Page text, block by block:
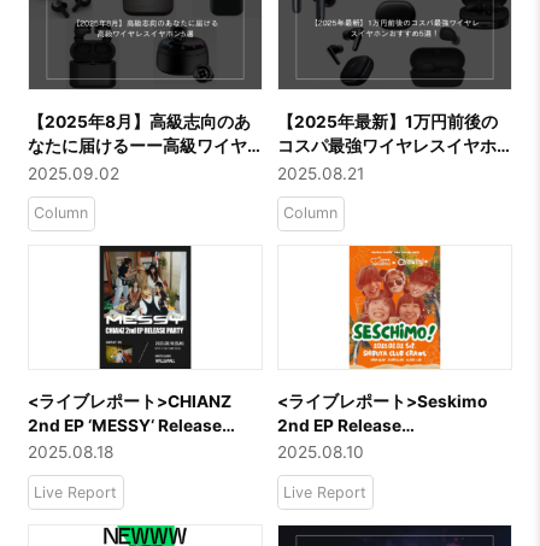
【2025年8月】高級志向のあ
なたに届けるーー高級ワイヤ
レスイヤホン5選
2025.09.02
Column
【2025年最新】1万円前後の
コスパ最強ワイヤレスイヤホ
ンおすすめ5選！
2025.08.21
Column
<ライブレポート>CHIANZ
2nd EP ‘MESSY‘ Release
PartyーーCHIANZ／7co
2025.08.18
Live Report
<ライブレポート>Seskimo
2nd EP Release
party「SesChimo !」ーー
Seskimo／Chimothy→
2025.08.10
Live Report